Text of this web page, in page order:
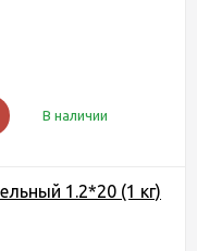
В наличии
1.2*20 (1 кг)